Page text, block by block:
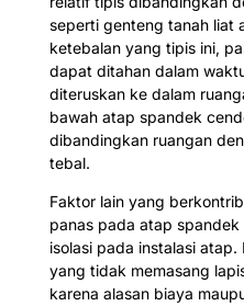
seperti genteng tanah liat
ketebalan yang tipis ini,
dapat ditahan dalam
diteruskan ke dalam
bawah atap spandek
dibandingkan ruangan
tebal.
Faktor lain yang
panas pada atap
isolasi pada instalasi
yang tidak memasang
karena alasan biaya